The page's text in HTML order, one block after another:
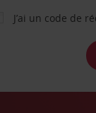
J’ai un code de